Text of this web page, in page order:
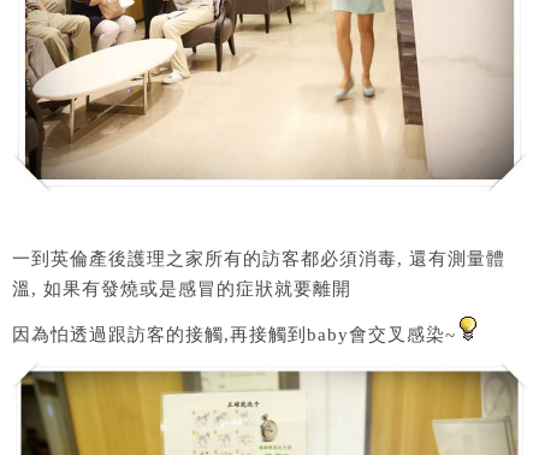
一到英倫產後護理之家所有的訪客都必須消毒, 還有測量體
溫, 如果有發燒或是感冒的症狀就要離開
因為怕透過跟訪客的接觸,再接觸到baby會交叉感染~